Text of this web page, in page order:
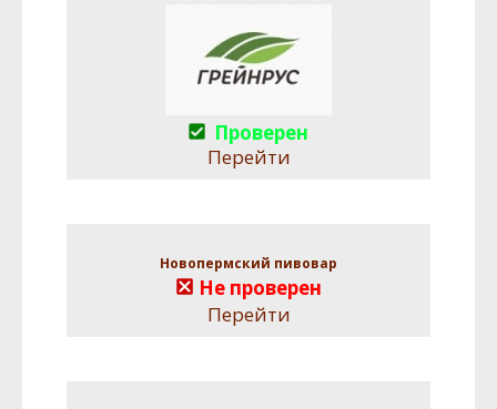
Проверен
Перейти
Новопермский пивовар
Не проверен
Перейти